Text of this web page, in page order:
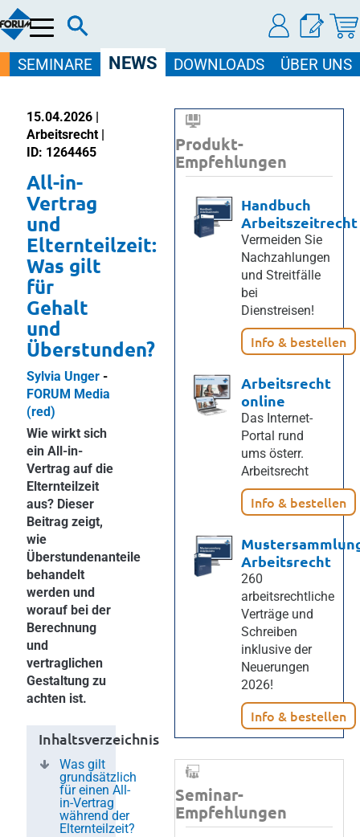
Menü
SEMINARE NEWS DOWNLOADS ÜBER UNS
15.04.2026 |
Arbeitsrecht |
ID: 1264465
All-in-
Vertrag
und
Elternteilzeit:
Was gilt
für
Gehalt
und
Überstunden?
Sylvia Unger -
FORUM Media
(red)
Wie wirkt sich
ein All-in-
Vertrag auf die
Elternteilzeit
aus? Dieser
Beitrag zeigt,
wie
Überstundenanteile
behandelt
werden und
worauf bei der
Berechnung
und
vertraglichen
Gestaltung zu
achten ist.
Inhaltsverzeichnis
Was gilt
grundsätzlich
für einen All-
in-Vertrag
während der
Elternteilzeit?
Produkt-
Empfehlungen
Handbuch
Arbeitszeitrecht
Vermeiden Sie
Nachzahlungen
und Streitfälle
bei
Dienstreisen!
Info & bestellen
Arbeitsrecht
online
Das Internet-
Portal rund
ums österr.
Arbeitsrecht
Info & bestellen
Arbeitsrecht
260
arbeitsrechtliche
Verträge und
Schreiben
inklusive der
Neuerungen
2026!
Info & bestellen
Seminar-
Empfehlungen